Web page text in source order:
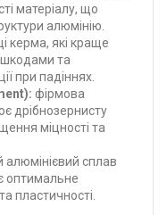
матеріалу, що
алюмінію.
керма, які краще
та
при падіннях.
фірмова
дрібнозернисту
міцності та
алюмінієвий сплав
оптимальне
пластичності.